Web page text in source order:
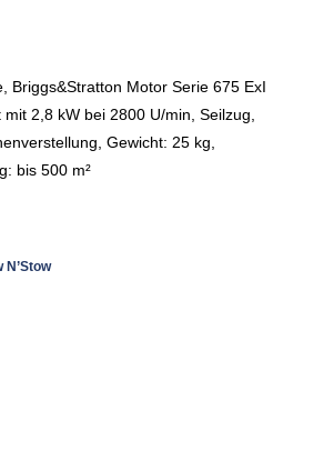
Briggs&Stratton Motor Serie 675 ExI
mit 2,8 kW bei 2800 U/min, Seilzug,
Gewicht: 25 kg,
bis 500 m²
N’Stow